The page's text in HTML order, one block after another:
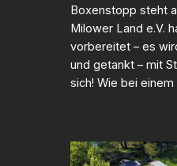
Boxenstopp steht
Milower Land e.V.
vorbereitet – es
und getankt – mit
sich! Wie bei